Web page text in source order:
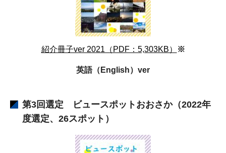
紹介冊子ver 2021（PDF：5,303KB） ※
英語（English）ver
第3回選定 ビュースポットおおさか（2022年
度選定、26スポット）